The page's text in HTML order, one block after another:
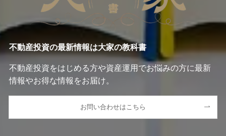
不動産投資の最新情報は大家の教科書
不動産投資をはじめる方や資産運用でお悩みの方に最新
情報やお得な情報をお届け。
お問い合わせはこちら